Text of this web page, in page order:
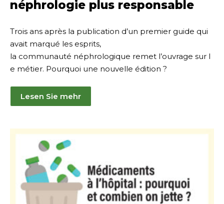
néphrologie plus responsable
Trois ans après la publication d’un premier guide qui
avait marqué les esprits,
la communauté néphrologique remet l’ouvrage sur l
e métier. Pourquoi une nouvelle édition ?
Lesen Sie mehr